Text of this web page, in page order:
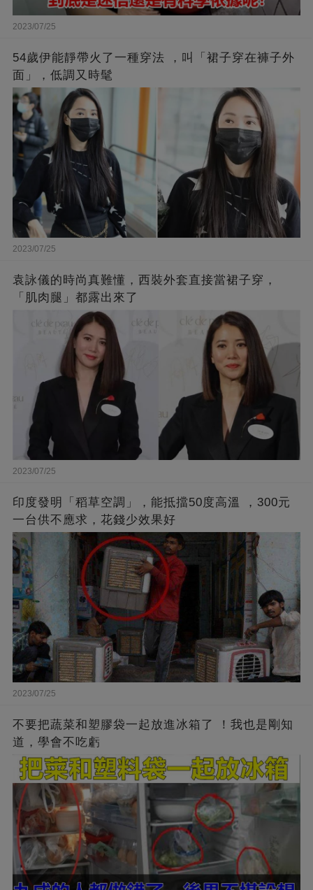
2023/07/25
54歲伊能靜帶火了一種穿法 ，叫「裙子穿在褲子外
面」，低調又時髦
2023/07/25
袁詠儀的時尚真難懂，西裝外套直接當裙子穿，
「肌肉腿」都露出來了
2023/07/25
印度發明「稻草空調」，能抵擋50度高溫 ，300元
一台供不應求，花錢少效果好
2023/07/25
不要把蔬菜和塑膠袋一起放進冰箱了 ！我也是剛知
道，學會不吃虧